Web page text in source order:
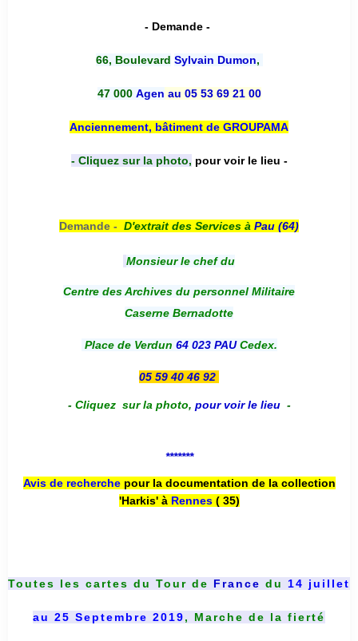
- Demande -
66, Boulevard Sylvain Dumon,
47 000 Agen au 05 53 69 21 00
Anciennement, bâtiment de GROUPAMA
- Cliquez sur la photo, pour voir le lieu -
Demande - D'extrait des Services à Pau (64)
Monsieur le chef du
Centre des Archives du personnel Militaire
Caserne Bernadotte
Place de Verdun 64 023 PAUCedex.
05 59 40 46 92
- Cliquez sur la photo, pour voir le lieu -
*******
Avis de recherche pour la documentation de la collection
'Harkis' à Rennes( 35)
Toutes les cartes du Tour de France du 14 juillet
au 25 Septembre 2019, Marche de la fierté